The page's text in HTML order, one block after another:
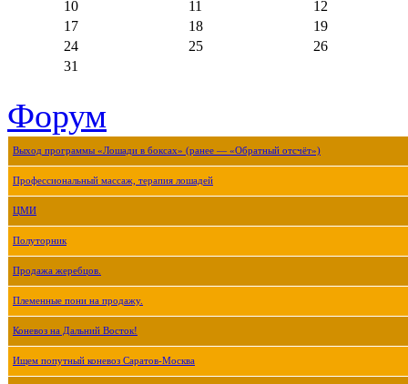
10
11
12
17
18
19
24
25
26
31
Форум
Выход программы «Лошади в боксах» (ранее — «Обратный отсчёт»)
Профессиональный массаж, терапия лошадей
ЦМИ
Полуторник
Продажа жеребцов.
Племенные пони на продажу.
Коневоз на Дальний Восток!
Ищем попутный коневоз Саратов-Москва